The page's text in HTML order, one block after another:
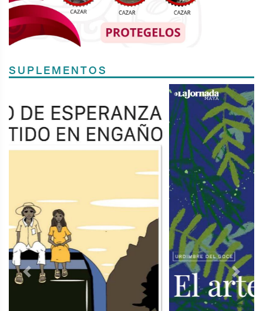
SUPLEMENTOS
Previous Next